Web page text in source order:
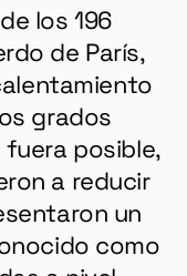
los 196
de París,
grados
posible,
a reducir
un
como